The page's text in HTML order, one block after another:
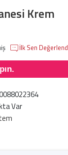
Krem
İlk Sen
Var